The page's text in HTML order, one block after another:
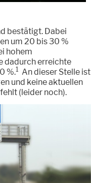
bestätigt. Dabei
um 20 bis 30 %
hohem
dadurch erreichte
%.1 An dieser Stelle ist
und keine aktuellen
(leider noch).